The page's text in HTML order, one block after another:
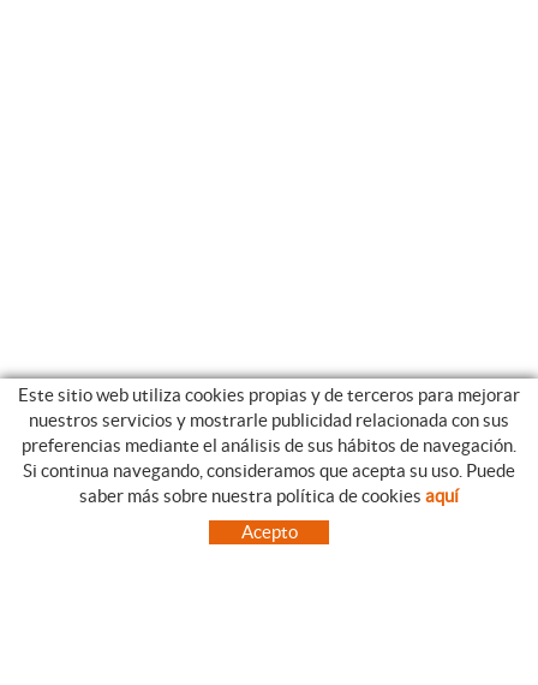
CATEGORIAS GUIA DE COMPRA
CONDICIONES DE COMPRA
PAGO
Este sitio web utiliza cookies propias y de terceros para mejorar
nuestros servicios y mostrarle publicidad relacionada con sus
preferencias mediante el análisis de sus hábitos de navegación.
Si continua navegando, consideramos que acepta su uso. Puede
saber más sobre nuestra política de cookies aquí
Acepto